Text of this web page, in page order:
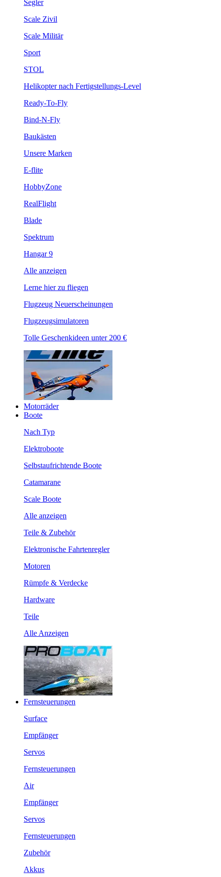
Segler
Scale Zivil
Scale Militär
Sport
STOL
Helikopter nach Fertigstellungs-Level
Ready-To-Fly
Bind-N-Fly
Baukästen
Unsere Marken
E-flite
HobbyZone
RealFlight
Blade
Spektrum
Hangar 9
Alle anzeigen
Lerne hier zu fliegen
Flugzeug Neuerscheinungen
Flugzeugsimulatoren
Tolle Geschenkideen unter 200 €
Motorräder
Boote
Nach Typ
Elektroboote
Selbstaufrichtende Boote
Catamarane
Scale Boote
Alle anzeigen
Teile & Zubehör
Elektronische Fahrtenregler
Motoren
Rümpfe & Verdecke
Hardware
Teile
Alle Anzeigen
Fernsteuerungen
Surface
Empfänger
Servos
Fernsteuerungen
Air
Empfänger
Servos
Fernsteuerungen
Zubehör
Akkus